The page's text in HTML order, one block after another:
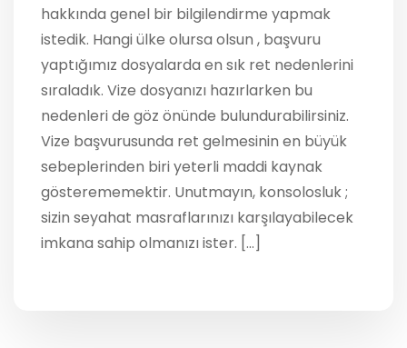
hakkında genel bir bilgilendirme yapmak
istedik. Hangi ülke olursa olsun , başvuru
yaptığımız dosyalarda en sık ret nedenlerini
sıraladık. Vize dosyanızı hazırlarken bu
nedenleri de göz önünde bulundurabilirsiniz.
Vize başvurusunda ret gelmesinin en büyük
sebeplerinden biri yeterli maddi kaynak
gösterememektir. Unutmayın, konsolosluk ;
sizin seyahat masraflarınızı karşılayabilecek
imkana sahip olmanızı ister. […]